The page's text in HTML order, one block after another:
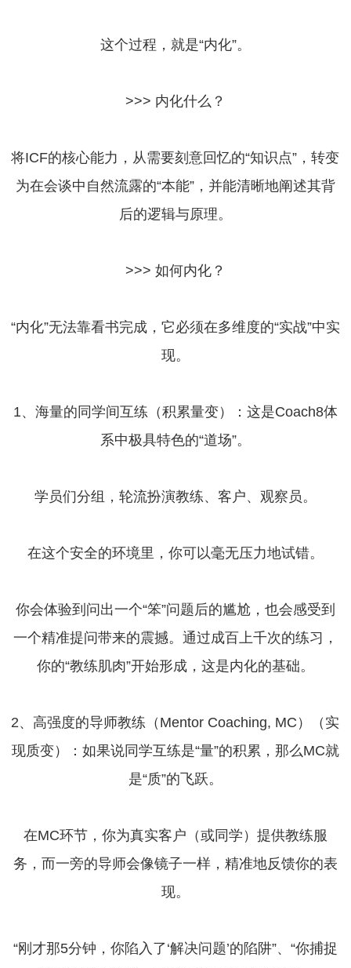
这个过程，就是“内化”。
>>> 内化什么？
将ICF的核心能力，从需要刻意回忆的“知识点”，转变
为在会谈中自然流露的“本能”，并能清晰地阐述其背
后的逻辑与原理。
>>> 如何内化？
“内化”无法靠看书完成，它必须在多维度的“实战”中实
现。
1、海量的同学间互练（积累量变）：这是Coach8体
系中极具特色的“道场”。
学员们分组，轮流扮演教练、客户、观察员。
在这个安全的环境里，你可以毫无压力地试错。
你会体验到问出一个“笨”问题后的尴尬，也会感受到
一个精准提问带来的震撼。通过成百上千次的练习，
你的“教练肌肉”开始形成，这是内化的基础。
2、高强度的导师教练（Mentor Coaching, MC）（实
现质变）：如果说同学互练是“量”的积累，那么MC就
是“质”的飞跃。
在MC环节，你为真实客户（或同学）提供教练服
务，而一旁的导师会像镜子一样，精准地反馈你的表
现。
“刚才那5分钟，你陷入了‘解决问题’的陷阱”、“你捕捉